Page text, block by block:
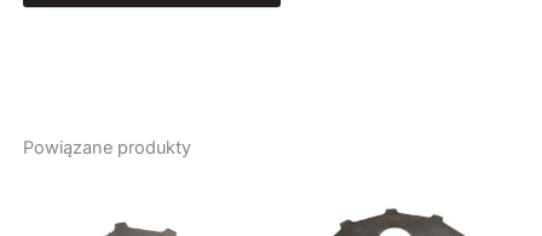
57-300 Kłodzko, Polska
Osoba odpowiedzialna
Powiązane produkty